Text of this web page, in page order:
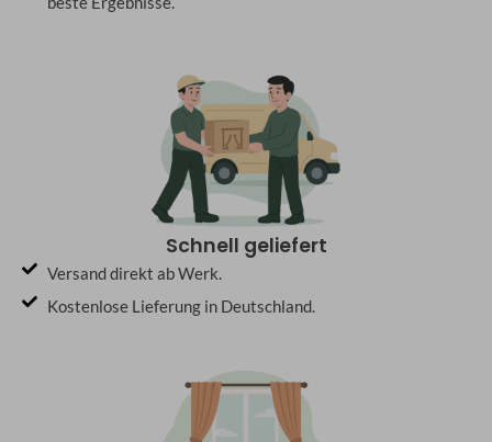
Schnell geliefert
Versand direkt ab Werk.
Kostenlose Lieferung in Deutschland.